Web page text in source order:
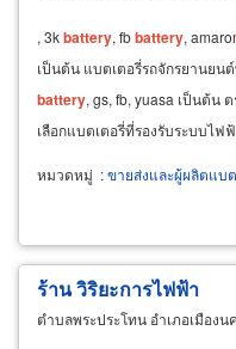
, 3kbattery, fbbattery,
เป็นต้น แบตเตอรี่รถจักรยานยน
battery, gs, fb, yuasa เป็นต้น
เลือกแบตเตอรี่ที่รองรับระบบไฟ
หมวดหมู่ :ขายส่งและผู้ผลิตแบ
ร้าน วิริยะการไฟฟ้า
ตำบลพระประโทน อำเภอเมือง